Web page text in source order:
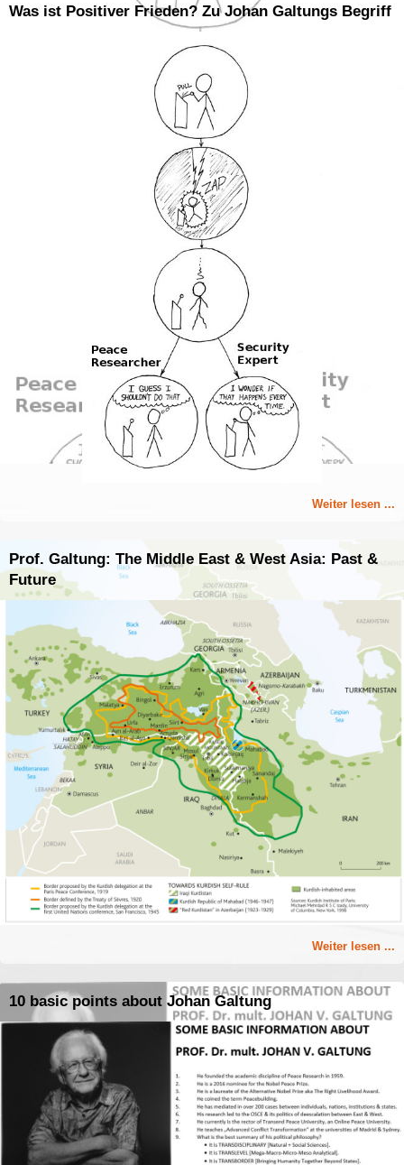
Was ist Positiver Frieden? Zu Johan Galtungs Begriff
Weiter lesen ...
Prof. Galtung: The Middle East & West Asia: Past &
Future
Weiter lesen ...
10 basic points about Johan Galtung